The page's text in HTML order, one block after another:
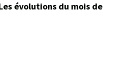
évolutions du mois de